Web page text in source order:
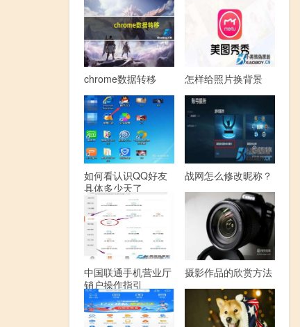
chrome数据转移 怎样给照片换背景
如何看认识QQ好友
具体多少天了
战网怎么修改昵称？
中国联通手机营业厅
销户操作指引
摄影作品的欣赏方法